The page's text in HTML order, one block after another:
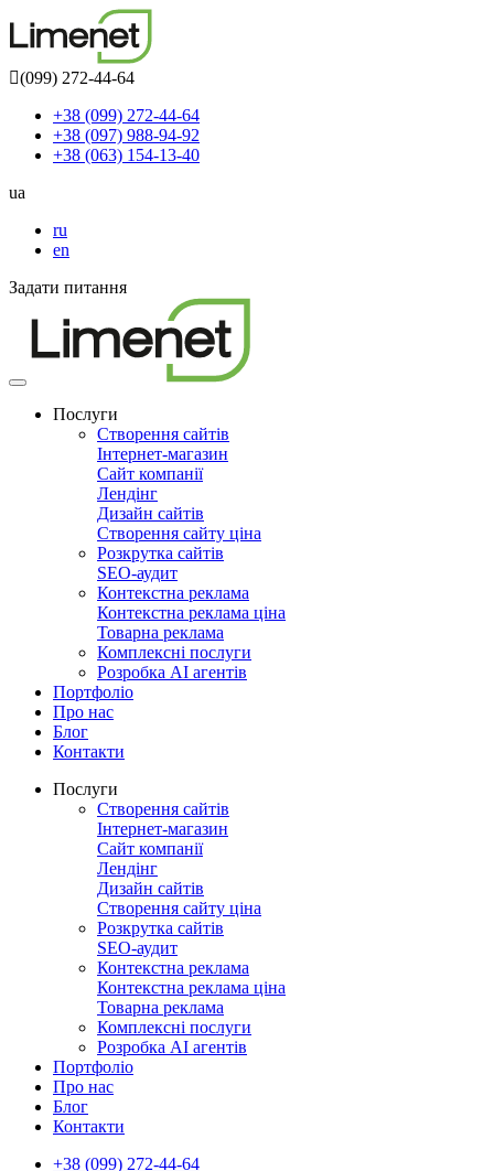
(099) 272-44-64
+38 (099) 272-44-64
+38 (097) 988-94-92
+38 (063) 154-13-40
ua
ru
en
Задати питання
Toggle
navigationПослуги
Створення сайтів
Інтернет-магазин
Сайт компанії
Лендінг
Дизайн сайтів
Створення сайту ціна
Розкрутка сайтів
SEO-аудит
Контекстна реклама
Контекстна реклама ціна
Товарна реклама
Комплексні послуги
Розробка АІ агентів
Портфоліо
Про нас
Блог
Контакти
Послуги
Створення сайтів
Інтернет-магазин
Сайт компанії
Лендінг
Дизайн сайтів
Створення сайту ціна
Розкрутка сайтів
SEO-аудит
Контекстна реклама
Контекстна реклама ціна
Товарна реклама
Комплексні послуги
Розробка АІ агентів
Портфоліо
Про нас
Блог
Контакти
+38 (099) 272-44-64